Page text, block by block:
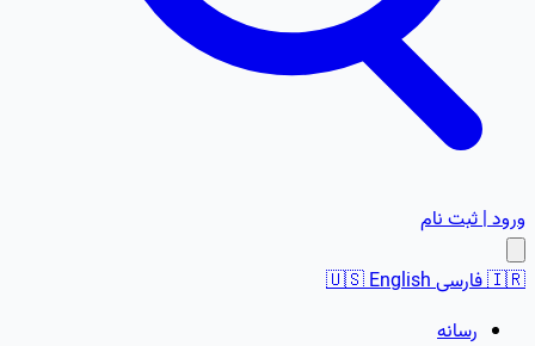
ورود | ثبت نام
🇮🇷فارسی 🇺🇸English
رسانه